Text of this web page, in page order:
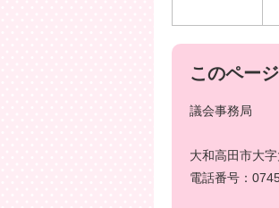
このペー
議会事務局
大和高田市大
電話番号：